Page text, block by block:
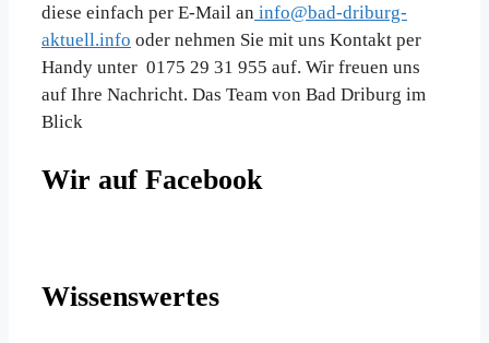
diese einfach per E-Mail an info@bad-driburg-
aktuell.info oder nehmen Sie mit uns Kontakt per
Handy unter 0175 29 31 955 auf. Wir freuen uns
auf Ihre Nachricht. Das Team von Bad Driburg im
Blick
Wir auf Facebook
Wissenswertes